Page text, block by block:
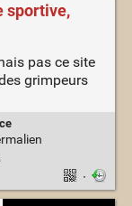
sportive,
pas ce site
grimpeurs
·